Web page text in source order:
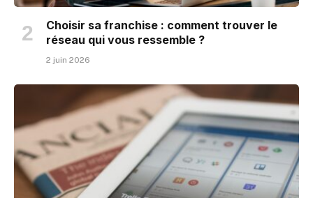
Choisir sa franchise : comment trouver le
réseau qui vous ressemble ?
2 juin 2026